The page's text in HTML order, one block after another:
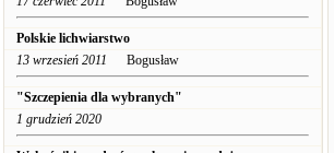
Polskie lichwiarstwo
13 wrzesień 2011 Bogusław
"Szczepienia dla wybranych"
1 grudzień 2020